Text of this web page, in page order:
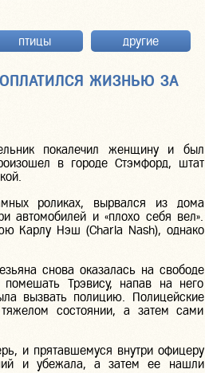
птицы другие
ЖИЗНЬЮ ЗА
покалечил женщину и был
в городе Стэмфорд, штат
роликах, вырвался из дома
автомобилей и «плохо себя вел».
Карлу Нэш (Charla Nash), однако
снова оказалась на свободе
Трэвису, напав на него
вызвать полицию. Полицейские
состоянии, а затем сами
и прятавшемуся внутри офицеру
и убежала, а затем ее нашли